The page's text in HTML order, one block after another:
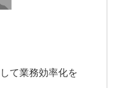
て業務効率化を